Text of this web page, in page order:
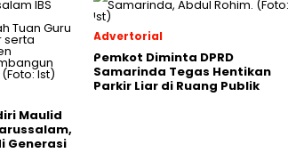
Maulid
Generasi
Advertorial
Pemkot Diminta DPRD
Samarinda Tegas Hentikan
Parkir Liar di Ruang Publik